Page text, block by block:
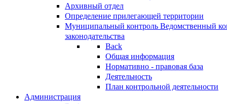
Архивный отдел
Определение прилегающей территории
Муниципальный контроль Ведомственный
законодательства
Back
Общая информация
Нормативно - правовая база
Деятельность
План контрольной деятельности
Администрация